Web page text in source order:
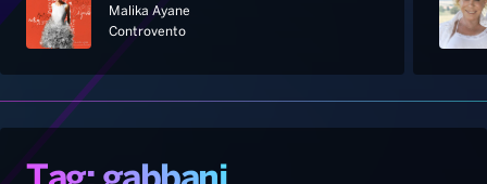
Home
Palinsesto
Notizie
Malika Ayane
Controvento